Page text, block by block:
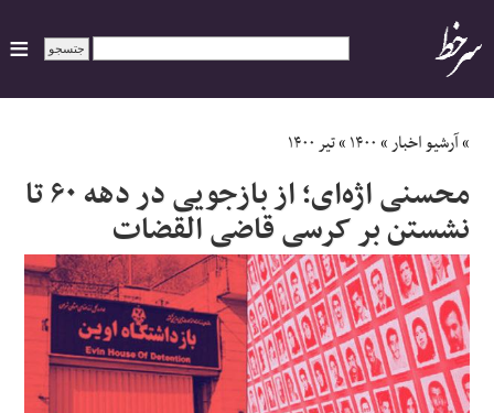
ایران
سیاسی
اقتصاد
ورزشی
جهان
»آرشیو اخبار»۱۴۰۰»تیر ۱۴۰۰
محسنی اژه‌ای؛ از بازجویی در دهه ۶۰ تا
نشستن بر کرسی قاضی القضات